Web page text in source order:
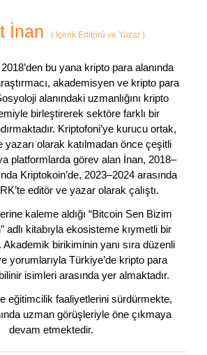
İnan ( İçerik Editörü ve Yazar )
bu yana kripto para alanında
akademisyen ve kripto para
alanındaki uzmanlığını kripto
birleştirerek sektöre farklı bir
Kriptofoni’ye kurucu ortak,
yazarı olarak katılmadan önce çeşitli
platformlarda görev alan İnan, 2018–
Kriptokoin’de, 2023–2024 arasında
editör ve yazar olarak çalıştı.
kaleme aldığı “Bitcoin Sen Bizim
adlı kitabıyla ekosisteme kıymetli bir
Akademik birikiminin yanı sıra düzenli
yorumlarıyla Türkiye’de kripto para
isimleri arasında yer almaktadır.
eğitimcilik faaliyetlerini sürdürmekte,
uzman görüşleriyle öne çıkmaya
devam etmektedir.